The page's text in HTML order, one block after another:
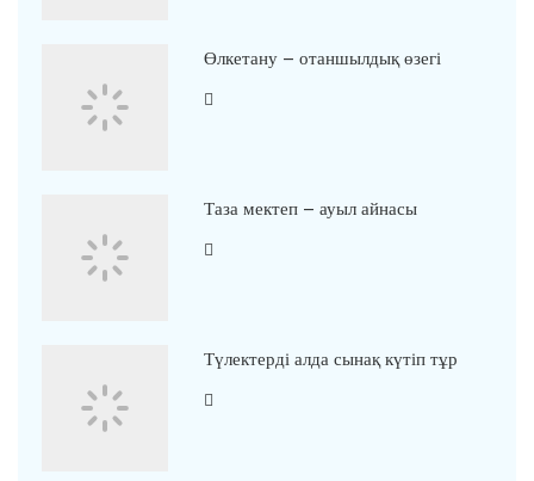
Өлкетану – отаншылдық өзегі
Таза мектеп – ауыл айнасы
Түлектерді алда сынақ күтіп тұр